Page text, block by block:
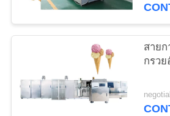
เว็บไซต์
POLICY
สาย
กรว